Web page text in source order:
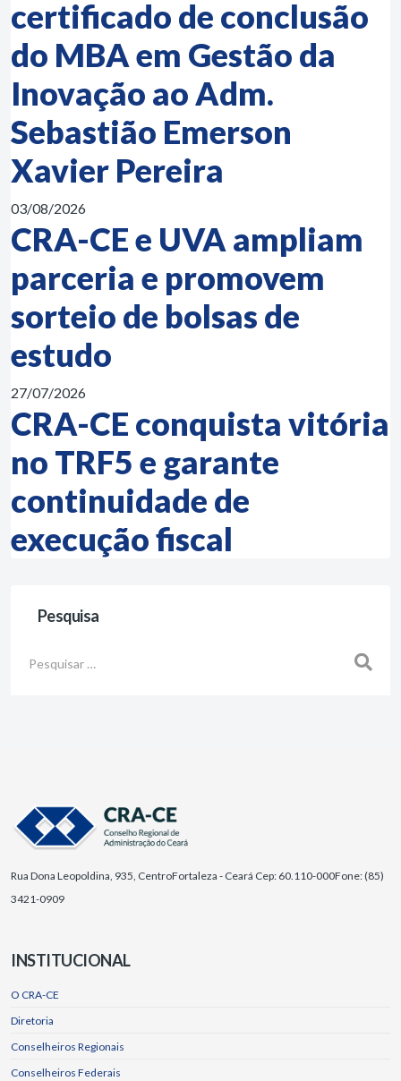
certificado de conclusão
do MBA em Gestão da
Inovação ao Adm.
Sebastião Emerson
Xavier Pereira
03/08/2026
CRA-CE e UVA ampliam
parceria e promovem
sorteio de bolsas de
estudo
27/07/2026
CRA-CE conquista vitória
no TRF5 e garante
continuidade de
execução fiscal
Pesquisa
Rua Dona Leopoldina, 935, CentroFortaleza - Ceará Cep: 60.110-000Fone: (85)
3421-0909
INSTITUCIONAL
O CRA-CE
Diretoria
Conselheiros Regionais
Conselheiros Federais